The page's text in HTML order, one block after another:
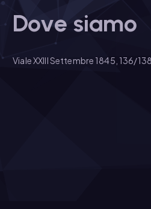
Dove siamo
Viale XXIII Settembre 1845, 136/